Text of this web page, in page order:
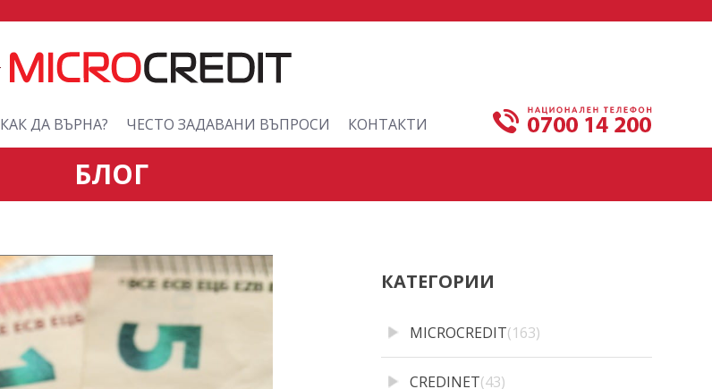
КАК ДА ВЪРНА? ЧЕСТО ЗАДАВАНИ ВЪПРОСИ КОНТАКТИ
БЛОГ
КАТЕГОРИИ
MICROCREDIT(163)
CREDINET(43)